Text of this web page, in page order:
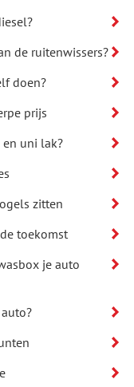
de ruitenwissers?
doen?
prijs
uni lak?
zitten
toekomst
je auto